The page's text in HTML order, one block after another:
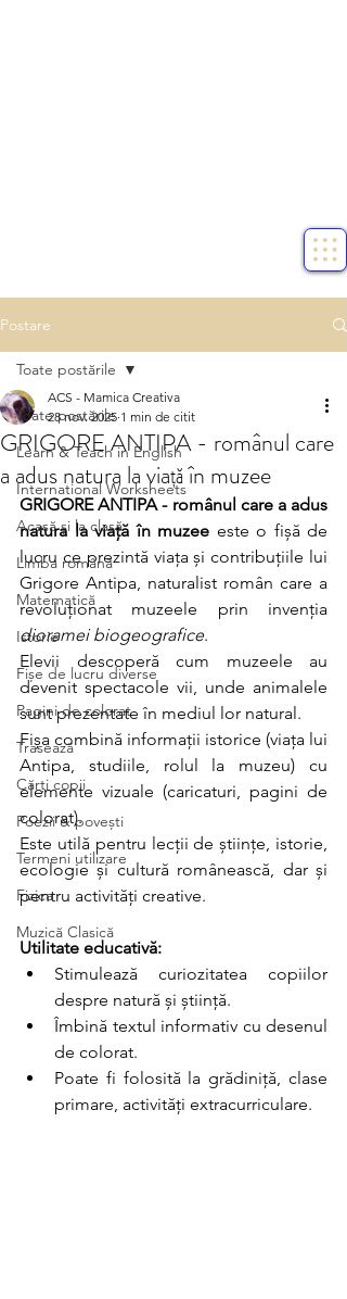
Postare
Toate postările
Learn & Teach in English
International Worksheets
Acasă și la clasă
Limba română
Matematică
Istorie
Fișe de lucru diverse
Pagini de colorat
Trasează
Cărți copii
Poezii & povești
Termeni utilizare
Fizica
Muzică Clasică
Toate postările
GRIGORE ANTIPA - românul care
a adus natura la viață în muzee
ACS - Mamica Creativa
28 nov. 2025 1 min de citit
GRIGORE ANTIPA - românul care a adus
natura la viață în muzee este o fișă de
lucru ce prezintă viața și contribuțiile lui
Grigore Antipa, naturalist român care a
dioramei biogeografice.
Elevii descoperă cum muzeele au
devenit spectacole vii, unde animalele
sunt prezentate în mediul lor natural.
Fișa combină informații istorice (viața lui
Antipa, studiile, rolul la muzeu) cu
elemente vizuale (caricaturi, pagini de
colorat).
Este utilă pentru lecții de științe, istorie,
ecologie și cultură românească, dar și
pentru activități creative.
Utilitate educativă:
Stimulează curiozitatea copiilor
despre natură și știință.
Îmbină textul informativ cu desenul
de colorat.
Poate fi folosită la grădiniță, clase
primare, activități extracurriculare.